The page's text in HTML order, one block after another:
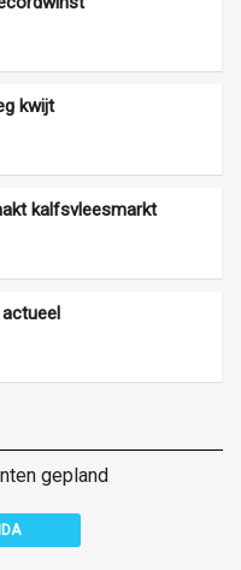
kwijt
kalfsvleesmarkt
gepland